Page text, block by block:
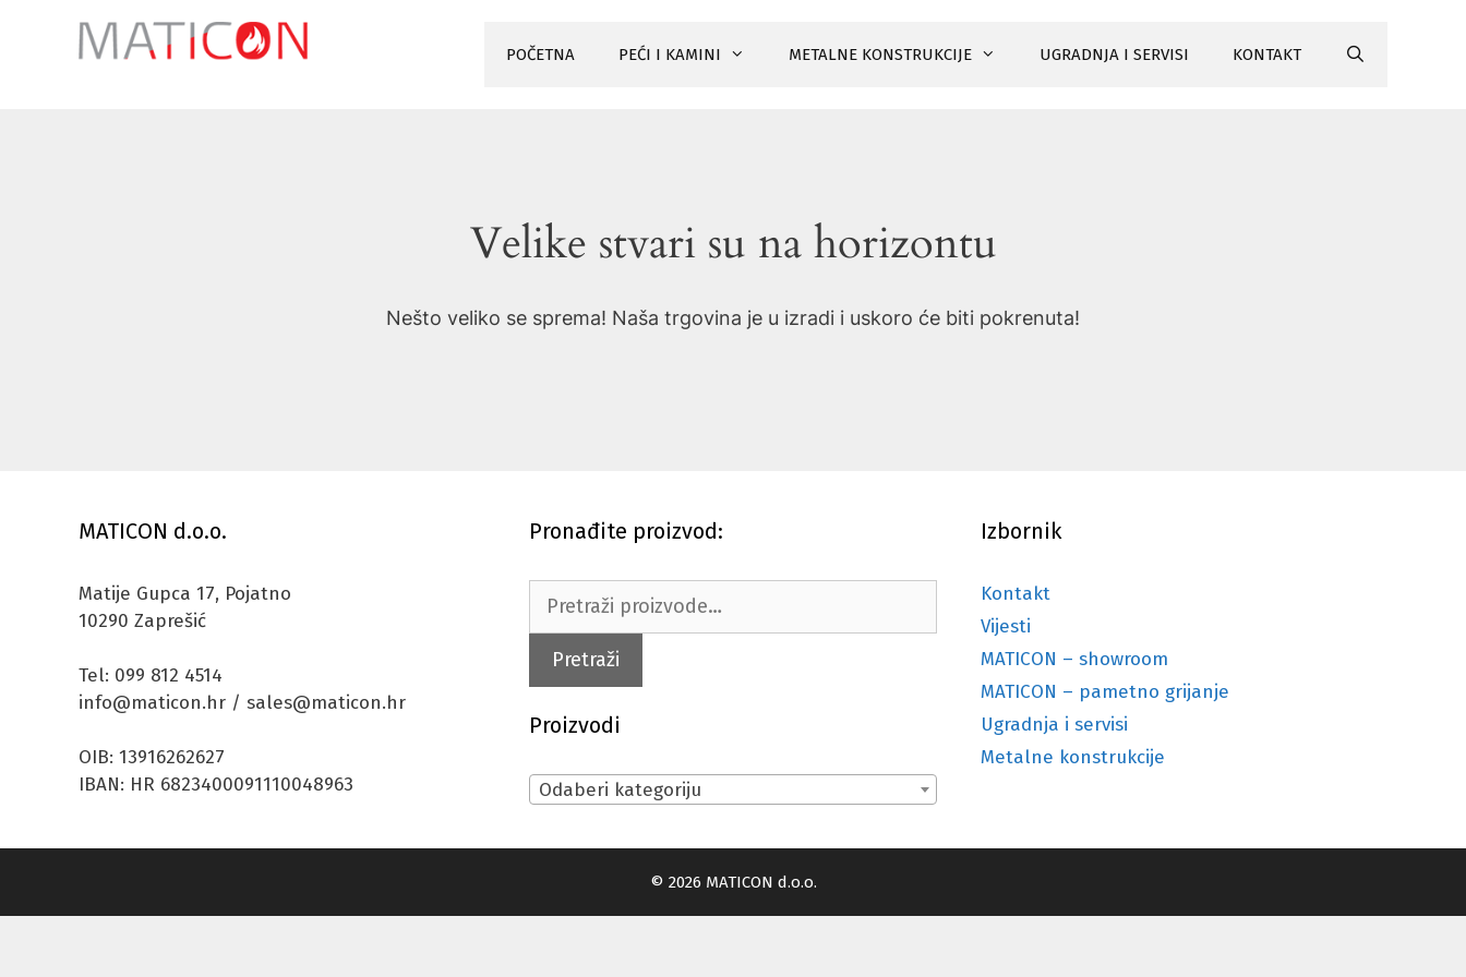
POČETNA PEĆI I KAMINI METALNE KONSTRUKCIJE UGRADNJA I SERVISI KONTAKT
Velike stvari su na horizontu
Nešto veliko se sprema! Naša trgovina je u izradi i uskoro će biti pokrenuta!
MATICON d.o.o.
Matije Gupca 17, Pojatno
10290 Zaprešić
Tel: 099 812 4514
info@maticon.hr / sales@maticon.hr
OIB: 13916262627
IBAN: HR 6823400091110048963
Pronađite proizvod:
Pretraži
Proizvodi
Odaberi kategoriju
Izbornik
Kontakt
Vijesti
MATICON – showroom
MATICON – pametno grijanje
Ugradnja i servisi
Metalne konstrukcije
© 2026 MATICON d.o.o.